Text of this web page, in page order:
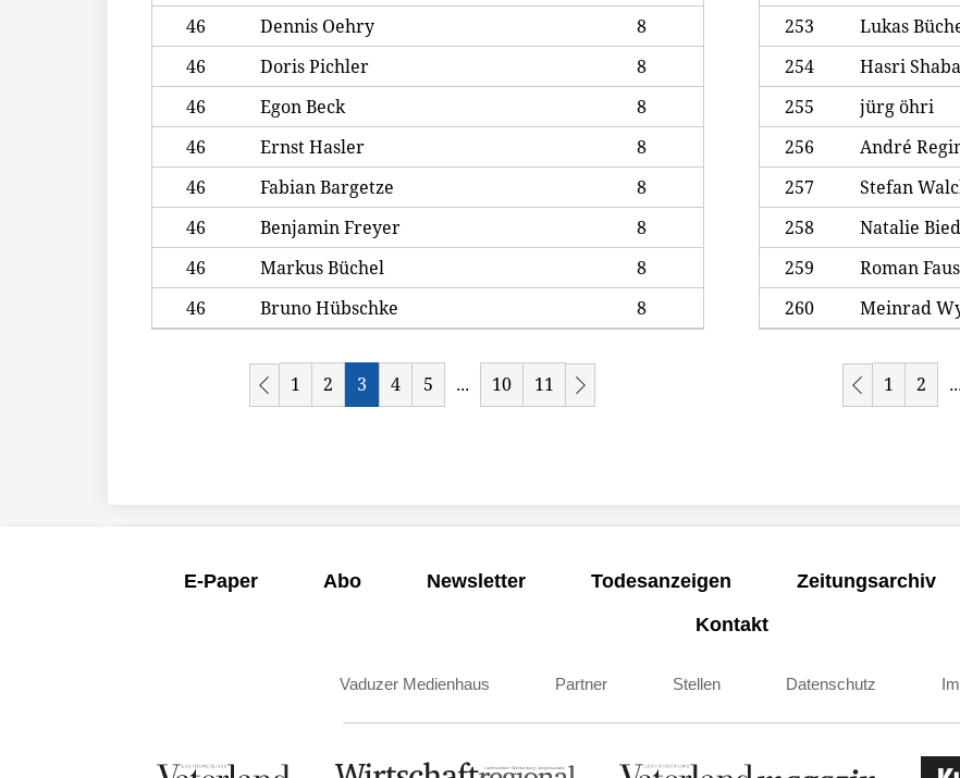
46
Dennis Oehry
8
46
Doris Pichler
8
46
Egon Beck
8
46
Ernst Hasler
8
46
Fabian Bargetze
8
46
Benjamin Freyer
8
46
Markus Büchel
8
46
Bruno Hübschke 8
1 2 3 4 5 ... 10 11
253
Lukas
254
Hasri
255
jürg öhri
256
André
257
Stefan
258
Natalie
259
Roman
260
Meinrad
1 2 ...
E-Paper Abo Newsletter Todesanzeigen Zeitungsarchiv
Kontakt
Vaduzer Medienhaus Partner Stellen Datenschutz